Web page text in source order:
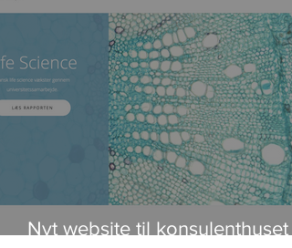
Nyt website til konsulenthuset